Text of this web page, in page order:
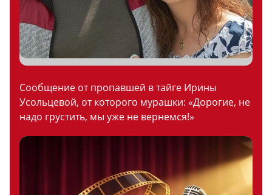
Сообщение от пропавшей в тайге Ирины
Усольцевой, от которого мурашки: «Дорогие, не
надо грустить, мы уже не вернемся!»